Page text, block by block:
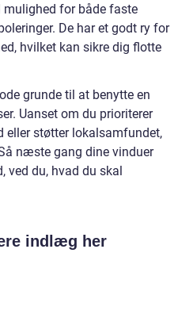
mulighed for både faste
De har et godt ry for
hvilket kan sikre dig flotte
grunde til at benytte en
Uanset om du prioriterer
eller støtter lokalsamfundet,
næste gang dine vinduer
du, hvad du skal
indlæg her